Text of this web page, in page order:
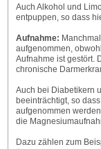
Auch Alkohol und
entpuppen, so dass
Aufnahme:
aufgenommen,
Aufnahme ist gestört.
chronische
Auch bei Diabetikern
beeinträchtigt, so
aufgenommen
die
Dazu zählen zum